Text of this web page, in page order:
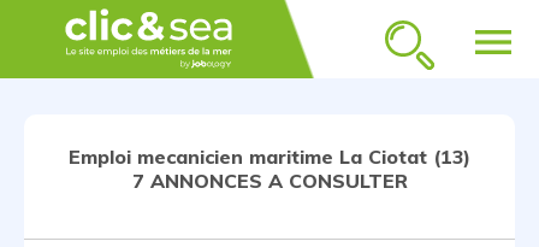
menu
Emploi mecanicien maritime La Ciotat (13)
7 ANNONCES A CONSULTER